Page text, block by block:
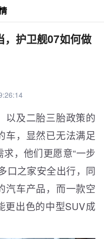
，护卫舰07如何做
以及二胎三胎政策的
车，显然已无法满足
，他们更愿意“一步
口之家安全出行，同
汽车产品，而一款空
更出色的中型SUV成